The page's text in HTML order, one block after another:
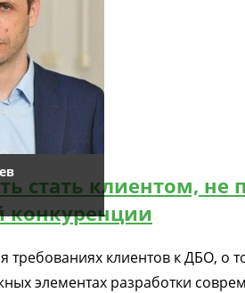
стать клиентом,
конкуренции
требованиях клиентов к ДБО, о
элементах разработки